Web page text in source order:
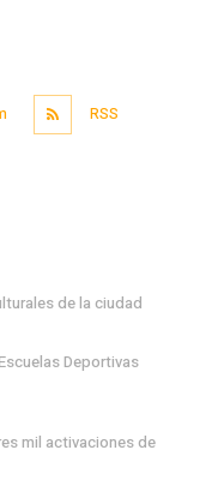
RSS
de la ciudad
Deportivas
mil activaciones de